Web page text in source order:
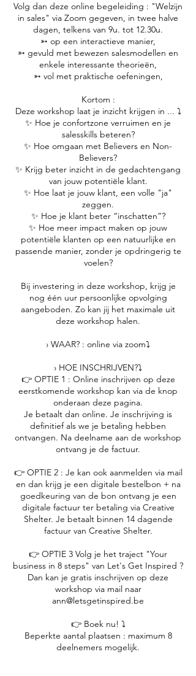
Volg dan deze online begeleiding : "Welzijn
in sales" via Zoom gegeven, in twee halve
dagen, telkens van 9u. tot 12.30u.
➳ op een interactieve manier,
➳ gevuld met bewezen salesmodellen en
enkele interessante theorieën,
➳ vol met praktische oefeningen,
Kortom :
Deze workshop laat je inzicht krijgen in ... ⤵️
✨ Hoe je confortzone verruimen en je
salesskills beteren?
✨ Hoe omgaan met Believers en Non-
Believers?
✨ Krijg beter inzicht in de gedachtengang
van jouw potentiële klant.
✨ Hoe laat je jouw klant, een volle "ja"
zeggen.
✨ Hoe je klant beter “inschatten”?
✨ Hoe meer impact maken op jouw
potentiële klanten op een natuurlijke en
passende manier, zonder je opdringerig te
voelen?
Bij investering in deze workshop, krijg je
nog één uur persoonlijke opvolging
aangeboden. Zo kan jij het maximale uit
deze workshop halen.
› WAAR? : online via zoom⤵️
› HOE INSCHRIJVEN?⤵️
👉 OPTIE 1 : Online inschrijven op deze
eerstkomende workshop kan via de knop
onderaan deze pagina.
Je betaalt dan online. Je inschrijving is
definitief als we je betaling hebben
ontvangen. Na deelname aan de workshop
ontvang je de factuur.
👉 OPTIE 2 : Je kan ook aanmelden via mail
en dan krijg je een digitale bestelbon + na
goedkeuring van de bon ontvang je een
digitale factuur ter betaling via Creative
Shelter. Je betaalt binnen 14 dagende
factuur van Creative Shelter.
👉 OPTIE 3 Volg je het traject "Your
business in 8 steps" van Let's Get Inspired ?
Dan kan je gratis inschrijven op deze
workshop via mail naar
ann@letsgetinspired.be
👉 Boek nu! ⤵️
Beperkte aantal plaatsen : maximum 8
deelnemers mogelijk.